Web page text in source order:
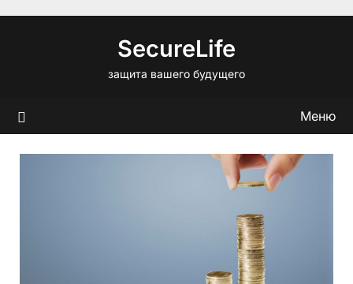
SecureLife
защита вашего будущего
Меню